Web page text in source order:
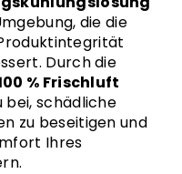
die die
Durch die
% Frischluft
bei, schädliche
zu beseitigen und
Ihres